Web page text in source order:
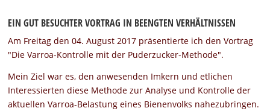
EIN GUT BESUCHTER VORTRAG IN BEENGTEN VERHÄLTNISSEN
Am Freitag den 04. August 2017 präsentierte ich den Vortrag
"Die Varroa-Kontrolle mit der Puderzucker-Methode".
Mein Ziel war es, den anwesenden Imkern und etlichen
Interessierten diese Methode zur Analyse und Kontrolle der
aktuellen Varroa-Belastung eines Bienenvolks nahezubringen.